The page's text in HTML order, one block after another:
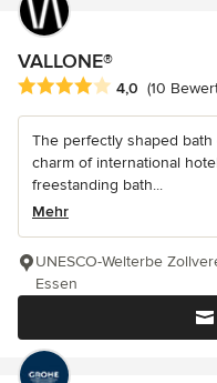
VALLONE®
Durchschnittliche
4,0 (10
The perfectly shaped
charm of international
freestanding bath...
Mehr
UNESCO-Welterbe
Essen